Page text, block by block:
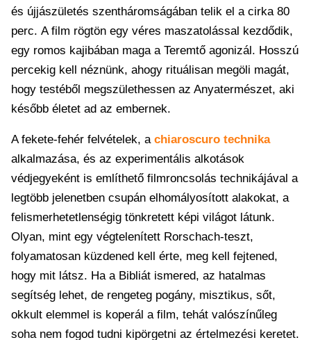
és újjászületés szentháromságában telik el a cirka 80
perc. A film rögtön egy véres maszatolással kezdődik,
egy romos kajibában maga a Teremtő agonizál. Hosszú
percekig kell néznünk, ahogy rituálisan megöli magát,
hogy testéből megszülethessen az Anyatermészet, aki
később életet ad az embernek.
A fekete-fehér felvételek, a chiaroscuro technika
alkalmazása, és az experimentális alkotások
védjegyeként is említhető filmroncsolás technikájával a
legtöbb jelenetben csupán elhomályosított alakokat, a
felismerhetetlenségig tönkretett képi világot látunk.
Olyan, mint egy végtelenített Rorschach-teszt,
folyamatosan küzdened kell érte, meg kell fejtened,
hogy mit látsz. Ha a Bibliát ismered, az hatalmas
segítség lehet, de rengeteg pogány, misztikus, sőt,
okkult elemmel is koperál a film, tehát valószínűleg
soha nem fogod tudni kipörgetni az értelmezési keretet.